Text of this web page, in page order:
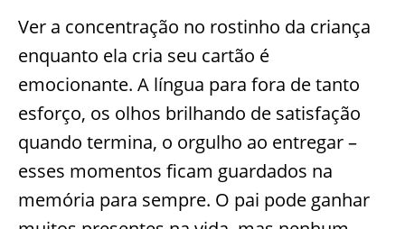
Ver a concentração no rostinho da criança
enquanto ela cria seu cartão é
emocionante. A língua para fora de tanto
esforço, os olhos brilhando de satisfação
quando termina, o orgulho ao entregar –
esses momentos ficam guardados na
memória para sempre. O pai pode ganhar